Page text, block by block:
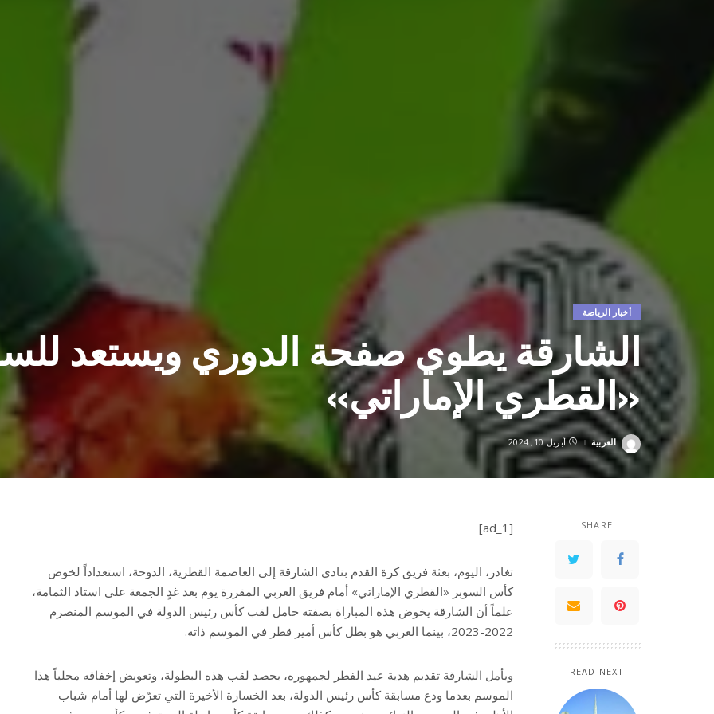
أخبار الرياضة
الشارقة يطوي صفحة الدوري ويستعد
«القطري الإماراتي»
Posted
by
العربية أبريل 10, 2024
SHARE
READ NEXT
[ad_1]
تغادر، اليوم، بعثة فريق كرة القدم بنادي الشارقة إلى العاصمة القطرية، الدوحة، استعداداً لخوض
كأس السوبر «القطري الإماراتي» أمام فريق العربي المقررة يوم بعد غدٍ الجمعة على استاد الثمامة،
علماً أن الشارقة يخوض هذه المباراة بصفته حامل لقب كأس رئيس الدولة في الموسم المنصرم
2022-2023، بينما العربي هو بطل كأس أمير قطر في الموسم ذاته.
ويأمل الشارقة تقديم هدية عيد الفطر لجمهوره، بحصد لقب هذه البطولة، وتعويض إخفاقه محلياً هذا
الموسم بعدما ودع مسابقة كأس رئيس الدولة، بعد الخسارة الأخيرة التي تعرّض لها أمام شباب